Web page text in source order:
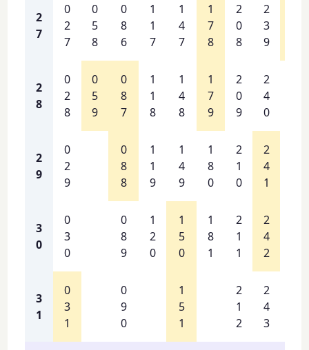
2
7
0
2
7
0
5
8
0
8
6
1
1
7
1
4
7
1
7
8
2
0
8
2
3
9
2
8
0
2
8
0
5
9
0
8
7
1
1
8
1
4
8
1
7
9
2
0
9
2
4
0
2
9
0
2
9
0
8
8
1
1
9
1
4
9
1
8
0
2
1
0
2
4
1
3
0
0
3
0
0
8
9
1
2
0
1
5
0
1
8
1
2
1
1
2
4
2
3
1
0
3
1
0
9
0
1
5
1
2
1
2
2
4
3